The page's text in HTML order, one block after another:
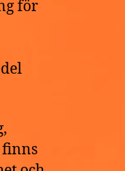
för
finns